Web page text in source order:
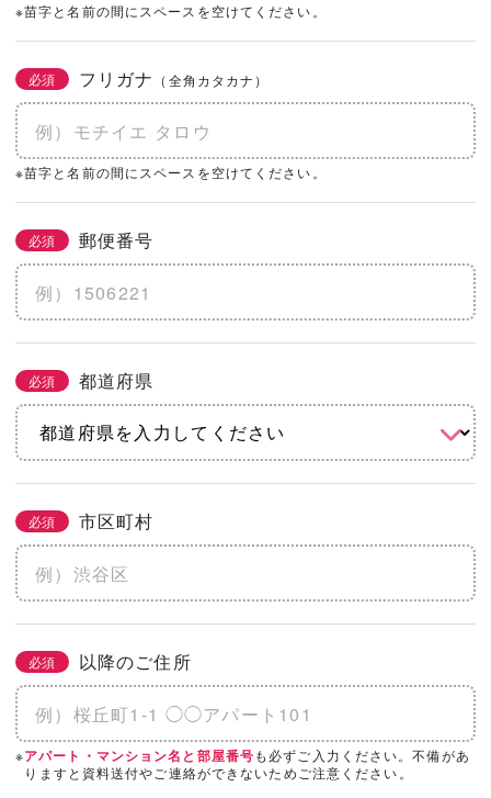
※苗字と名前の間にスペースを空けてください。
必須 フリガナ （全角カタカナ）
※苗字と名前の間にスペースを空けてください。
必須 郵便番号
必須 都道府県
必須 市区町村
必須 以降のご住所
※アパート・マンション名と部屋番号も必ずご入力ください。不備があ
りますと資料送付やご連絡ができないためご注意ください。